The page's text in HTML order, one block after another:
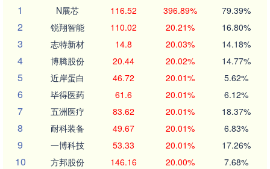
1
N展芯 116.52 396.89% 79.39%
2 锐翔智能 110.02 20.21% 16.80%
3 志特新材 14.8 20.03% 14.18%
4 博腾股份 20.44 20.02% 14.77%
5 近岸蛋白 46.72 20.01% 5.62%
6 毕得医药 61.6 20.01% 6.12%
7 五洲医疗 83.62 20.01% 18.37%
8 耐科装备 49.67 20.01% 6.83%
9 一博科技 53.33 20.01% 17.26%
10 方邦股份 146.16 20.00% 7.68%